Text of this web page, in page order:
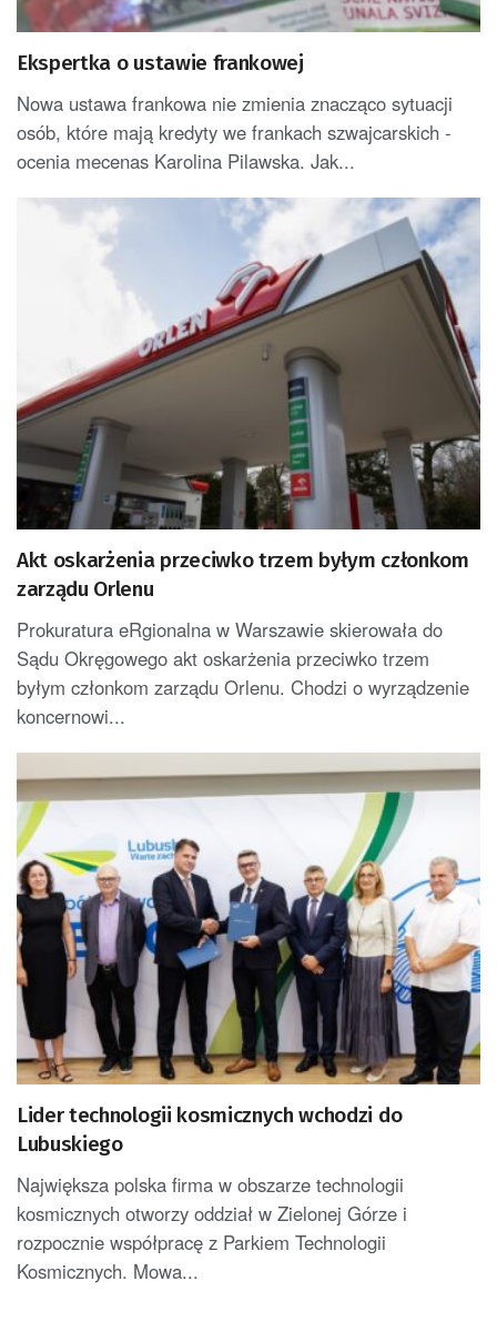
Ekspertka o ustawie frankowej
Nowa ustawa frankowa nie zmienia znacząco sytuacji
osób, które mają kredyty we frankach szwajcarskich -
ocenia mecenas Karolina Pilawska. Jak...
Akt oskarżenia przeciwko trzem byłym członkom
zarządu Orlenu
Prokuratura eRgionalna w Warszawie skierowała do
Sądu Okręgowego akt oskarżenia przeciwko trzem
byłym członkom zarządu Orlenu. Chodzi o wyrządzenie
koncernowi...
Lider technologii kosmicznych wchodzi do
Lubuskiego
Największa polska firma w obszarze technologii
kosmicznych otworzy oddział w Zielonej Górze i
rozpocznie współpracę z Parkiem Technologii
Kosmicznych. Mowa...